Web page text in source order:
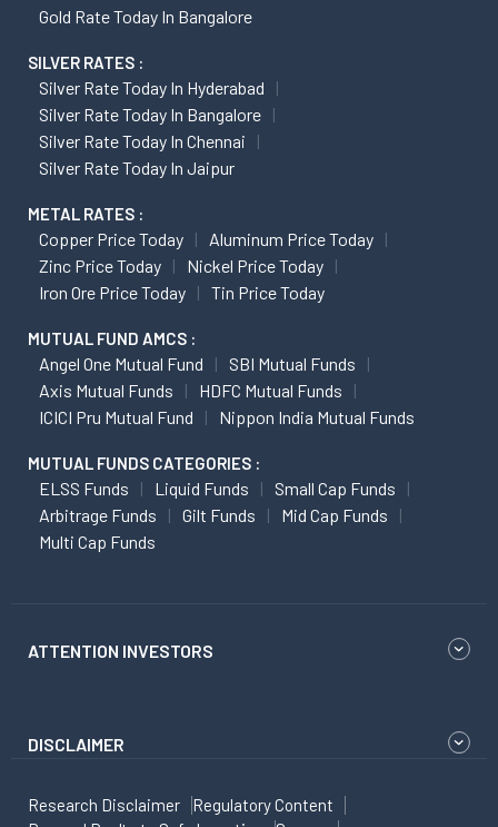
Gold Rate Today In Bangalore
SILVER RATES :
Silver Rate Today In Hyderabad
Silver Rate Today In Bangalore
Silver Rate Today In Chennai
Silver Rate Today In Jaipur
METAL RATES :
Copper Price Today
Aluminum Price Today
Zinc Price Today
Nickel Price Today
Iron Ore Price Today
Tin Price Today
MUTUAL FUND AMCS :
Angel One Mutual Fund
SBI Mutual Funds
Axis Mutual Funds
HDFC Mutual Funds
ICICI Pru Mutual Fund
Nippon India Mutual Funds
MUTUAL FUNDS CATEGORIES :
ELSS Funds Liquid Funds
Small Cap Funds
Arbitrage Funds
Gilt Funds
Mid Cap Funds
Multi Cap Funds
ATTENTION INVESTORS
DISCLAIMER
Research Disclaimer
Regulatory Content